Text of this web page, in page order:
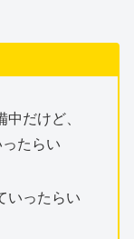
だけど、
たらい
いったらい